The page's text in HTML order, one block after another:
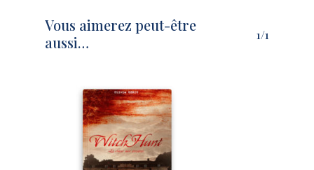
Vous aimerez peut-être
aussi…
1/1